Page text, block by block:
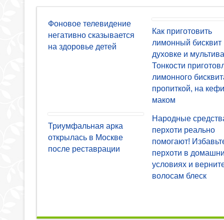
Фоновое телевидение
негативно сказывается
на здоровье детей
Как приготовить
лимонный бисквит
духовке и
Тонкости
лимонного
пропиткой, на
маком
Триумфальная арка
открылась в Москве
после реставрации
Народные
перхоти реально
помогают!
перхоти в
условиях и
волосам блеск